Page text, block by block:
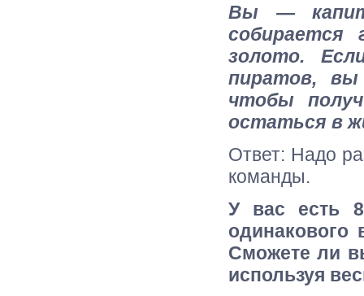
Вы —
собирается
золото.
пиратов,
чтобы
остаться в
Ответ: Надо
команды.
У вас есть
одинакового
Сможете ли
используя